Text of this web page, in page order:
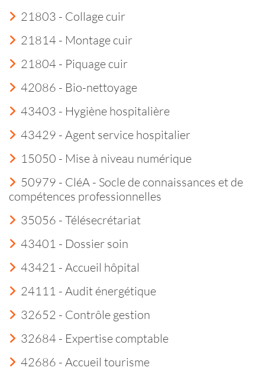
21803 - Collage cuir
21814 - Montage cuir
21804 - Piquage cuir
42086 - Bio-nettoyage
43403 - Hygiène hospitalière
43429 - Agent service hospitalier
15050 - Mise à niveau numérique
50979 - CléA - Socle de connaissances et de
compétences professionnelles
35056 - Télésecrétariat
43401 - Dossier soin
43421 - Accueil hôpital
24111 - Audit énergétique
32652 - Contrôle gestion
32684 - Expertise comptable
42686 - Accueil tourisme